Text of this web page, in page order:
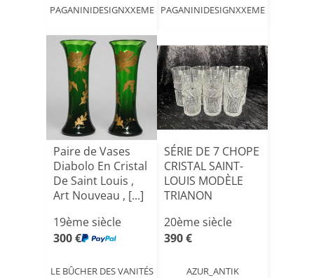
PAGANINIDESIGNXXEME PAGANINIDESIGNXXEME
Paire de Vases
Diabolo En Cristal
De Saint Louis ,
Art Nouveau , [...]
19ème siècle
300 €
LE BÛCHER DES VANITÉS
SÉRIE DE 7 CHOPE
CRISTAL SAINT-
LOUIS MODÈLE
TRIANON
20ème siècle
390 €
AZUR_ANTIK